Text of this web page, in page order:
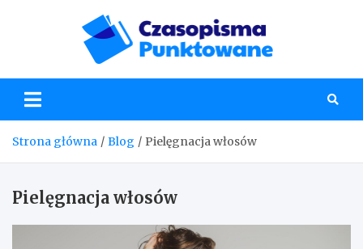
Strona główna Blog Pielęgnacja włosów
Pielęgnacja włosów